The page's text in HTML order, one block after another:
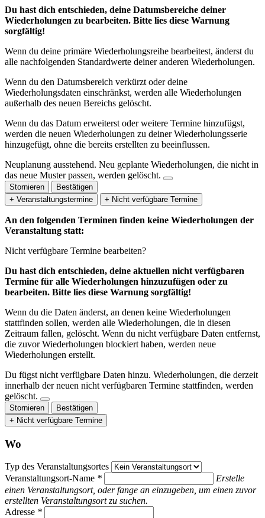
Du hast dich entschieden, deine Datumsbereiche deiner
Wiederholungen zu bearbeiten. Bitte lies diese Warnung
sorgfältig!
Wenn du deine primäre Wiederholungsreihe bearbeitest, änderst du
alle nachfolgenden Standardwerte deiner anderen Wiederholungen.
Wenn du den Datumsbereich verkürzt oder deine
Wiederholungsdaten einschränkst, werden alle Wiederholungen
außerhalb des neuen Bereichs gelöscht.
Wenn du das Datum erweiterst oder weitere Termine hinzufügst,
werden die neuen Wiederholungen zu deiner Wiederholungsserie
hinzugefügt, ohne die bereits erstellten zu beeinflussen.
Neuplanung ausstehend. Neu geplante Wiederholungen, die nicht in
das neue Muster passen, werden gelöscht.
Stornieren
Bestätigen
+ Veranstaltungstermine
+ Nicht verfügbare Termine
An den folgenden Terminen finden keine Wiederholungen der
Veranstaltung statt:
Nicht verfügbare Termine bearbeiten?
Du hast dich entschieden, deine aktuellen nicht verfügbaren
Termine für alle Wiederholungen hinzuzufügen oder zu
bearbeiten. Bitte lies diese Warnung sorgfältig!
Wenn du die Daten änderst, an denen keine Wiederholungen
stattfinden sollen, werden alle Wiederholungen, die in diesen
Zeitraum fallen, gelöscht. Wenn du nicht verfügbare Daten entfernst,
die zuvor Wiederholungen blockiert haben, werden neue
Wiederholungen erstellt.
Du fügst nicht verfügbare Daten hinzu. Wiederholungen, die derzeit
innerhalb der neuen nicht verfügbaren Termine stattfinden, werden
gelöscht.
Stornieren
Bestätigen
+ Nicht verfügbare Termine
Wo
Typ des Veranstaltungsortes
Veranstaltungsort-Name *
Erstelle
einen Veranstaltungsort, oder fange an einzugeben, um einen zuvor
erstellten Veranstaltungsort zu suchen.
Adresse *